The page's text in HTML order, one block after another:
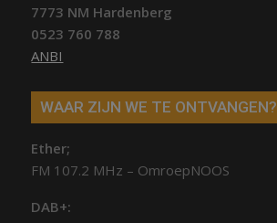
7773 NM Hardenberg
0523 760 788
ANBI
WAAR ZIJN WE TE ONTVANGEN?
Ether;
FM 107.2 MHz – OmroepNOOS
DAB+: